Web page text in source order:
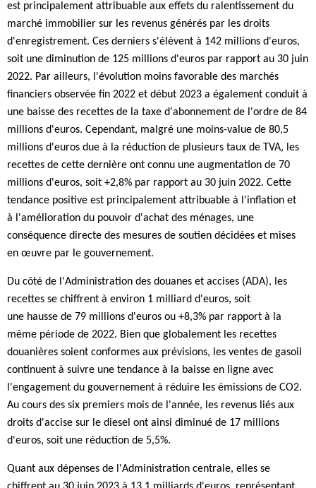
est principalement attribuable aux effets du ralentissement du
marché immobilier sur les revenus générés par les droits
d'enregistrement. Ces derniers s'élèvent à 142 millions d'euros,
soit une diminution de 125 millions d'euros par rapport au 30 juin
2022. Par ailleurs, l'évolution moins favorable des marchés
financiers observée fin 2022 et début 2023 a également conduit à
une baisse des recettes de la taxe d'abonnement de l'ordre de 84
millions d'euros. Cependant, malgré une moins-value de 80,5
millions d'euros due à la réduction de plusieurs taux de TVA, les
recettes de cette dernière ont connu une augmentation de 70
millions d'euros, soit +2,8% par rapport au 30 juin 2022. Cette
tendance positive est principalement attribuable à l'inflation et
à l'amélioration du pouvoir d'achat des ménages, une
conséquence directe des mesures de soutien décidées et mises
en œuvre par le gouvernement.
Du côté de l'Administration des douanes et accises (ADA), les
recettes se chiffrent à environ 1 milliard d'euros, soit
une hausse de 79 millions d'euros ou +8,3% par rapport à la
même période de 2022. Bien que globalement les recettes
douanières soient conformes aux prévisions, les ventes de gasoil
continuent à suivre une tendance à la baisse en ligne avec
l'engagement du gouvernement à réduire les émissions de CO2.
Au cours des six premiers mois de l'année, les revenus liés aux
droits d'accise sur le diesel ont ainsi diminué de 17 millions
d'euros, soit une réduction de 5,5%.
Quant aux dépenses de l'Administration centrale, elles se